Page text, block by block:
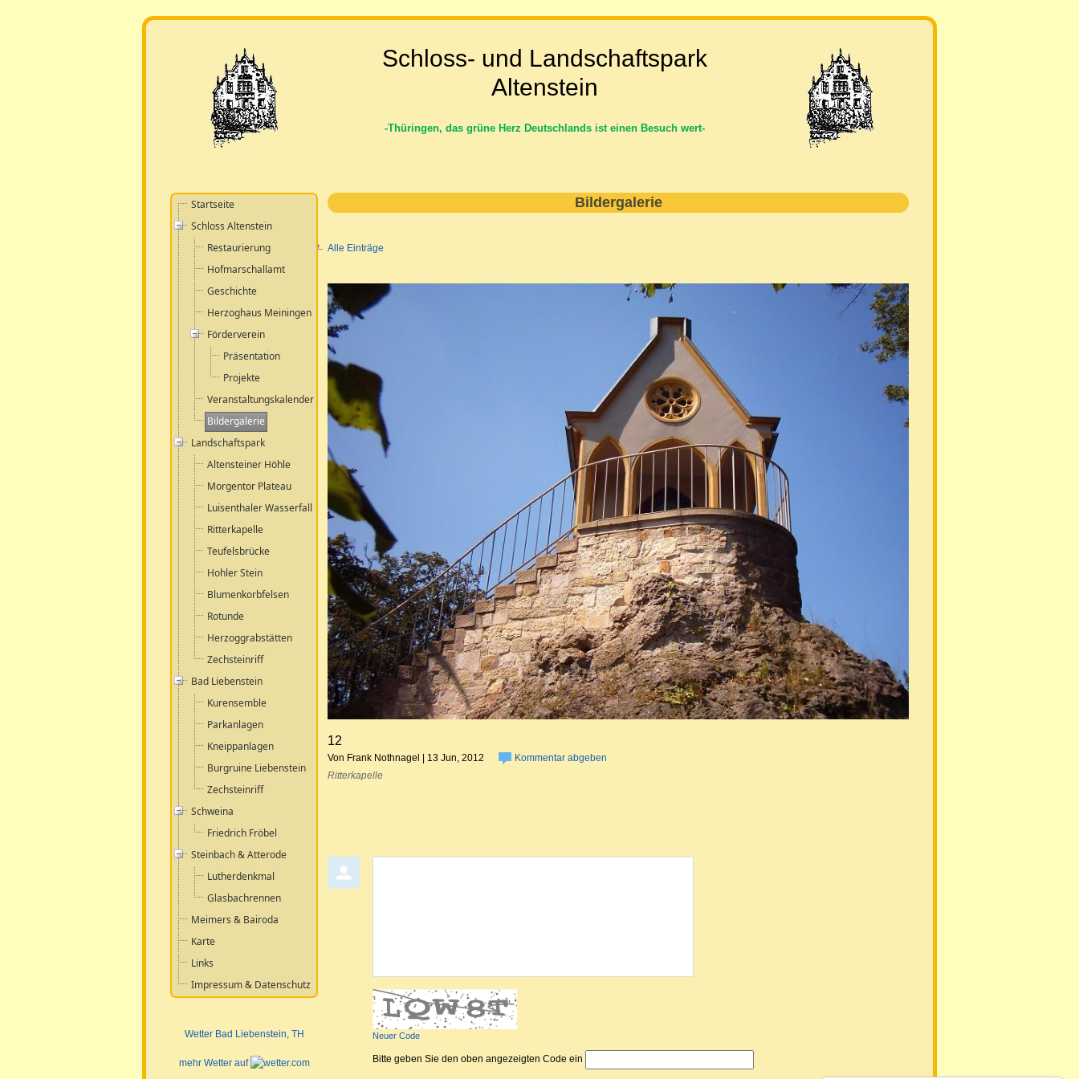
Schloss- und Landschaftspark
Altenstein
-Thüringen, das grüne Herz Deutschlands ist einen Besuch wert-
Startseite
Schloss Altenstein
Restaurierung
Hofmarschallamt
Geschichte
Herzoghaus Meiningen
Förderverein
Präsentation
Projekte
Veranstaltungskalender
Bildergalerie
Landschaftspark
Altensteiner Höhle
Morgentor Plateau
Luisenthaler Wasserfall
Ritterkapelle
Teufelsbrücke
Hohler Stein
Blumenkorbfelsen
Rotunde
Herzoggrabstätten
Zechsteinriff
Bad Liebenstein
Kurensemble
Parkanlagen
Kneippanlagen
Burgruine Liebenstein
Zechsteinriff
Schweina
Friedrich Fröbel
Steinbach & Atterode
Lutherdenkmal
Glasbachrennen
Meimers & Bairoda
Karte
Links
Impressum & Datenschutz
Wetter Bad Liebenstein, TH
mehr Wetter auf
Bildergalerie
Alle Einträge
12
Von Frank Nothnagel | 13 Jun, 2012
Kommentar abgeben
Ritterkapelle
Neuer Code
Bitte geben Sie den oben angezeigten Code ein